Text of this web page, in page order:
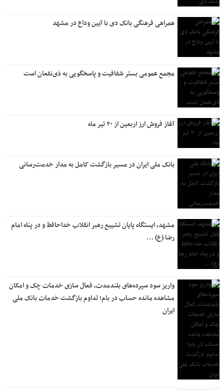
همراهی فرهنگی بانک دی با آیین وداع در مشهد
مجمع عمومی بستر شفافیت و پاسخگویی به ذی‌نفعان است
آغاز فروش ارز اربعین از ۲۰ تیر ماه
بانک ملی ایران در مسیر بازگشت کامل به مدار خدمت‌رسانی
مشهد، ایستگاه پایان تشییع رهبر انقلاب خداحافظ و در پناه امام
رضا (ع) …
واریز سود سپرده‌های بلندمدت، فعال سازی خدمات چک و امکان
مشاهده مانده حساب در بام؛ تداوم بازگشت خدمات بانک ملی
ایران